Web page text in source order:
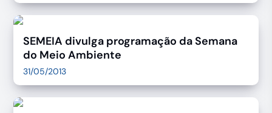
SEMEIA divulga programação da Semana
do Meio Ambiente
31/05/2013